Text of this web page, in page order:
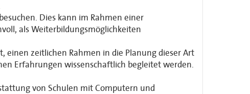
Dies kann im Rahmen einer
als Weiterbildungsmöglichkeiten
einen zeitlichen Rahmen in die Planung dieser Art
Erfahrungen wissenschaftlich begleitet werden.
von Schulen mit Computern und